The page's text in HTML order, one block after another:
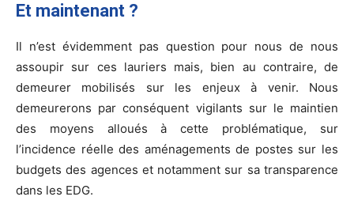
Et maintenant ?
Il n’est évidemment pas question pour nous de nous
assoupir sur ces lauriers mais, bien au contraire, de
demeurer mobilisés sur les enjeux à venir. Nous
demeurerons par conséquent vigilants sur le maintien
des moyens alloués à cette problématique, sur
l’incidence réelle des aménagements de postes sur les
budgets des agences et notamment sur sa transparence
dans les EDG.